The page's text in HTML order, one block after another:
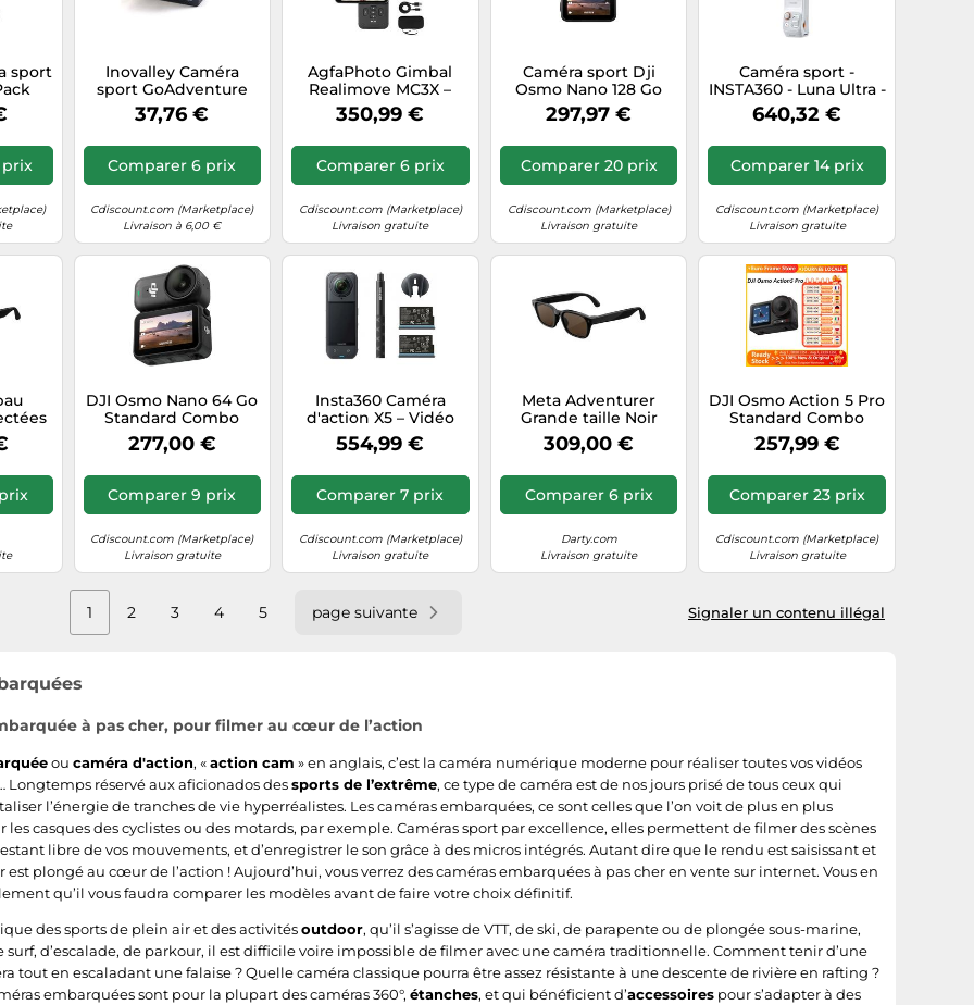
sport
prix
Inovalley Caméra
sport GoAdventure
CAM27 HD 4K WIFI
avec boîtier étanche
37,76 €
Comparer 6 prix
Cdiscount.com (Marketplace)
Livraison à 6,00 €
AgfaPhoto Gimbal
Realimove MC3X –
Caméra 3 axes 4K,
MicroSDXC 128 Go –
350,99 €
Comparer 6 prix
Cdiscount.com (Marketplace)
Livraison gratuite
Caméra sport Dji
Osmo Nano 128 Go
Standard Noir Noir A
297,97 €
Comparer 20 prix
Cdiscount.com (Marketplace)
Livraison gratuite
Caméra sport -
INSTA360 - Luna Ultra -
Standard - Bundle -
Stellar White
640,32 €
Comparer 14 prix
Cdiscount.com (Marketplace)
Livraison gratuite
3K
DJI Osmo Nano 64 Go
Standard Combo
277,00 €
Comparer 9 prix
Cdiscount.com (Marketplace)
Livraison gratuite
Insta360 Caméra
d'action X5 – Vidéo
360° 8K, 180 min
d'autonomie – Starter
554,99 €
Comparer 7 prix
Cdiscount.com (Marketplace)
Livraison gratuite
Meta Adventurer
Grande taille Noir
classique | Lunettes IA
pour femme et pour
Caméra 12 Mpx,
Traduction simultanée
8+ heures
d’autonomie - Verres
marron
309,00 €
Comparer 6 prix
Darty.com
Livraison gratuite
DJI Osmo Action 5 Pro
Standard Combo
257,99 €
Comparer 23 prix
Cdiscount.com (Marketplace)
Livraison gratuite
Signaler un contenu illégal
1 2 3 4 5 page suivante
à pas cher, pour filmer au cœur de l’action
ou caméra d'action, «action cam » en anglais, c’est la caméra numérique moderne pour réaliser toutes vos vidéos
Longtemps réservé aux aficionados dessports de l’extrême, ce type de caméra est de nos jours prisé de tous ceux qui
l’énergie de tranches de vie hyperréalistes. Les caméras embarquées, ce sont celles que l’on voit de plus en plus
les casques des cyclistes ou des motards, par exemple. Caméras sport par excellence, elles permettent de filmer des scènes
libre de vos mouvements, et d’enregistrer le son grâce à des micros intégrés. Autant dire que le rendu est saisissant et
est plongé au cœur de l’action ! Aujourd’hui, vous verrez des caméras embarquées à pas cher en vente sur internet. Vous en
qu’il vous faudra comparer les modèles avant de faire votre choix définitif.
des sports de plein air et des activitésoutdoor, qu’il s’agisse de VTT, de ski, de parapente ou de plongée sous-marine,
surf, d’escalade, de parkour, il est difficile voire impossible de filmer avec une caméra traditionnelle. Comment tenir d’une
tout en escaladant une falaise ? Quelle caméra classique pourra être assez résistante à une descente de rivière en rafting ?
embarquées sont pour la plupart des caméras 360°, étanches, et qui bénéficient d’accessoires pour s’adapter à des